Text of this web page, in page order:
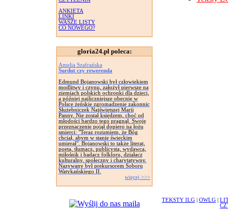
ANKIETA
LINKI
WASZE LISTY
CO NOWEGO?
gloria24.pl poleca:
Amelia Szafrańska
Surdut czy rewerenda
Edmund Bojanowski był człowiekiem
modlitwy i czynu, założył pierwsze na
ziemiach polskich ochronki dla dzieci,
a później najliczniejsze obecnie w
Polsce żeńskie zgromadzenie zakonnic
Służebniczek Najświętszej Marii
Panny. Nie został księdzem, choć od
młodości bardzo tego pragnął. Swoje
przeznaczenie pojął dopiero na łożu
smierci: "Teraz rozumiem, że Bóg
chciał, abym w stanie świeckim
umierał". Bojanowski to także literat,
poeta, tłumacz, publicysta, wydawca,
miłośnik i badacz folkloru, działacz
kulturalny, społeczny i charytatywny.
Nazywany był prekursorem Soboru
Watykańskiego II.
więcej >>>
TEKSTY ILG OWLG